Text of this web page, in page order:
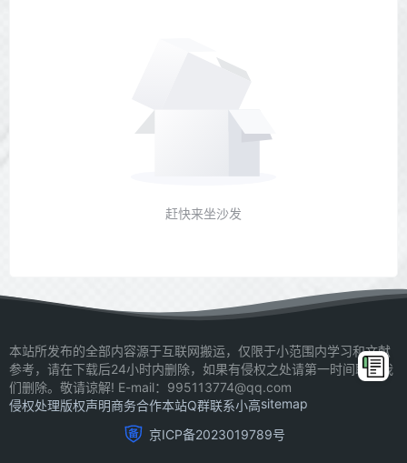
赶快来坐沙发
本站所发布的全部内容源于互联网搬运，仅限于小范围内学习和文献
参考，请在下载后24小时内删除，如果有侵权之处请第一时间联系我
们删除。敬请谅解! E-mail：995113774@qq.com
侵权处理版权声明商务合作本站Q群联系小高sitemap
京ICP备2023019789号